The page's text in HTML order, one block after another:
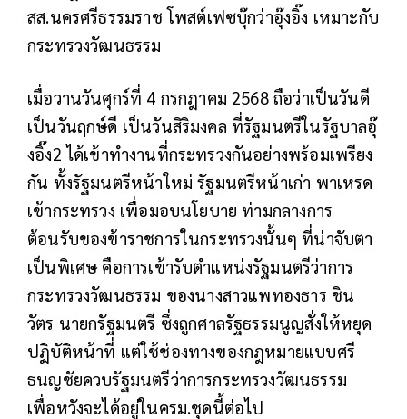
สส.นครศรีธรรมราช โพสต์เฟซบุ๊กว่าอุ๊งอิ๊ง เหมาะกับ
กระทรวงวัฒนธรรม
เมื่อวานวันศุกร์ที่ 4 กรกฎาคม 2568 ถือว่าเป็นวันดี
เป็นวันฤกษ์ดี เป็นวันสิริมงคล ที่รัฐมนตรีในรัฐบาลอุ๊
งอิ๊ง2 ได้เข้าทำงานที่กระทรวงกันอย่างพร้อมเพรียง
กัน ทั้งรัฐมนตรีหน้าใหม่ รัฐมนตรีหน้าเก่า พาเหรด
เข้ากระทรวง เพื่อมอบนโยบาย ท่ามกลางการ
ต้อนรับของข้าราชการในกระทรวงนั้นๆ ที่น่าจับตา
เป็นพิเศษ คือการเข้ารับตำแหน่งรัฐมนตรีว่าการ
กระทรวงวัฒนธรรม ของนางสาวแพทองธาร ชิน
วัตร นายกรัฐมนตรี ซึ่งถูกศาลรัฐธรรมนูญสั่งให้หยุด
ปฏิบัติหน้าที่ แต่ใช้ช่องทางของกฎหมายแบบศรี
ธนญชัยควบรัฐมนตรีว่าการกระทรวงวัฒนธรรม
เพื่อหวังจะได้อยู่ในครม.ชุดนี้ต่อไป